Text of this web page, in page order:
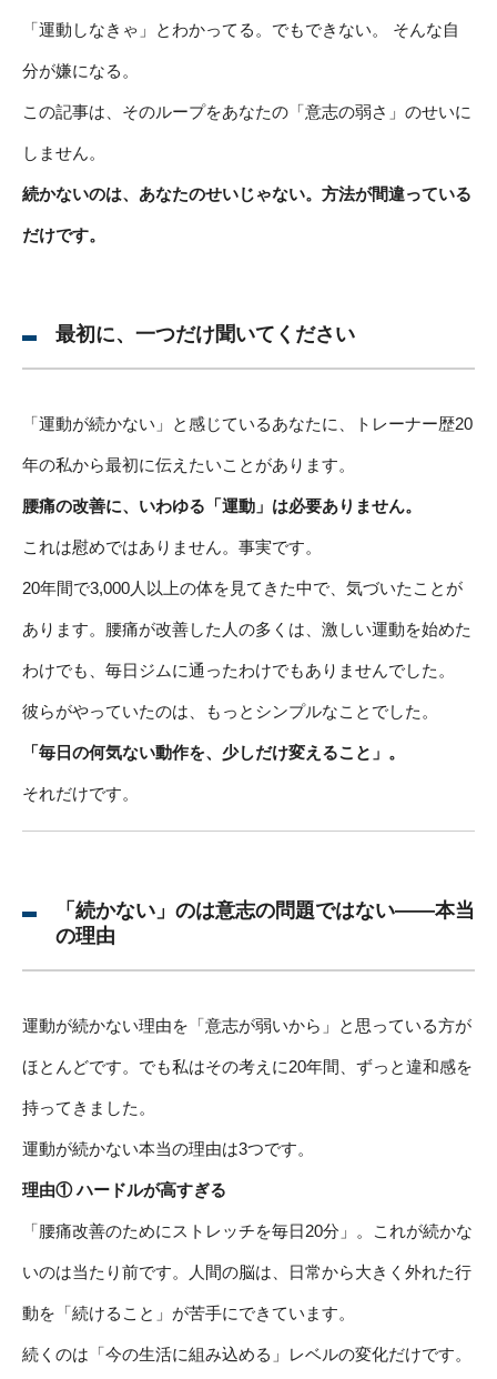
「運動しなきゃ」とわかってる。でもできない。 そんな自
分が嫌になる。
この記事は、そのループをあなたの「意志の弱さ」のせいに
しません。
続かないのは、あなたのせいじゃない。方法が間違っている
だけです。
最初に、一つだけ聞いてください
「運動が続かない」と感じているあなたに、トレーナー歴20
年の私から最初に伝えたいことがあります。
腰痛の改善に、いわゆる「運動」は必要ありません。
これは慰めではありません。事実です。
20年間で3,000人以上の体を見てきた中で、気づいたことが
あります。腰痛が改善した人の多くは、激しい運動を始めた
わけでも、毎日ジムに通ったわけでもありませんでした。
彼らがやっていたのは、もっとシンプルなことでした。
「毎日の何気ない動作を、少しだけ変えること」。
それだけです。
「続かない」のは意志の問題ではない——本当
の理由
運動が続かない理由を「意志が弱いから」と思っている方が
ほとんどです。でも私はその考えに20年間、ずっと違和感を
持ってきました。
運動が続かない本当の理由は3つです。
理由① ハードルが高すぎる
「腰痛改善のためにストレッチを毎日20分」。これが続かな
いのは当たり前です。人間の脳は、日常から大きく外れた行
動を「続けること」が苦手にできています。
続くのは「今の生活に組み込める」レベルの変化だけです。